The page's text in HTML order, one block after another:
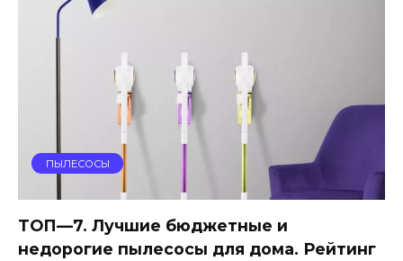
ПЫЛЕСОСЫ
ТОП—7. Лучшие бюджетные и
недорогие пылесосы для дома. Рейтинг